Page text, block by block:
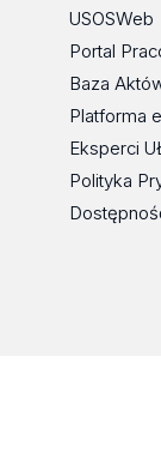
USOSWeb
Portal
Baza
Platforma
Eksperci
Polityka